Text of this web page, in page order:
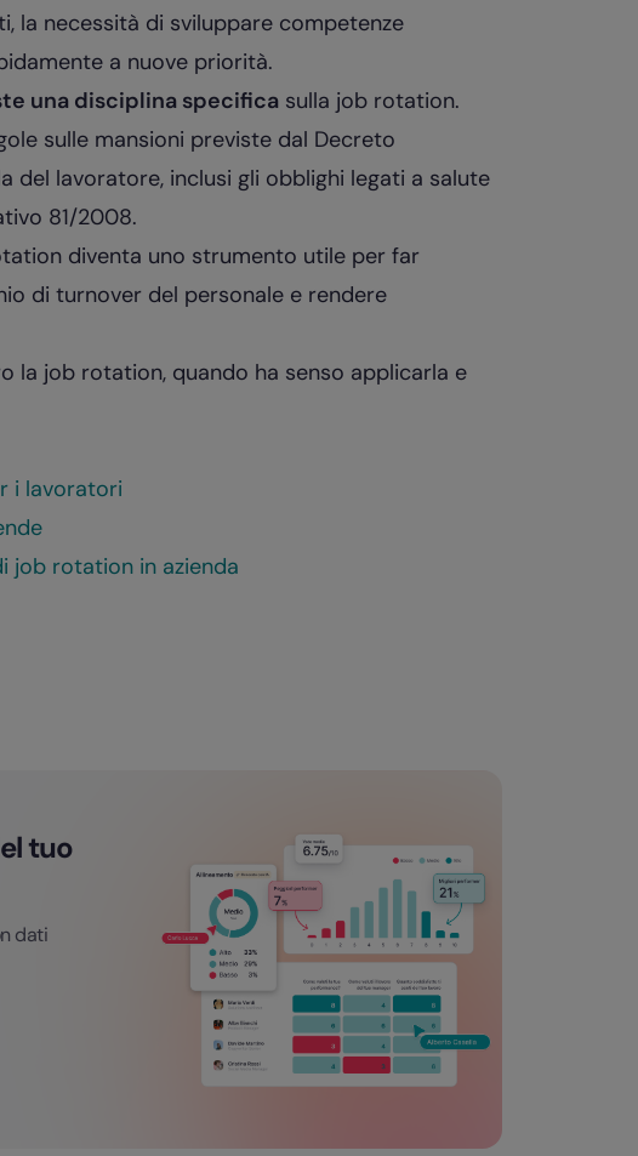
la necessità di sviluppare competenze
a nuove priorità.
una disciplina specificasulla job rotation.
sulle mansioni previste dal Decreto
del lavoratore, inclusi gli obblighi legati a salute
81/2008.
diventa uno strumento utile per far
di turnover del personalee rendere
la job rotation, quando ha senso applicarla e
i lavoratori
job rotation in azienda
tuo
dati